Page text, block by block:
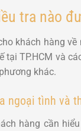
tra nào
khách hàng
tại TP.HCM và
khác.
ngoại tình và
hàng cần